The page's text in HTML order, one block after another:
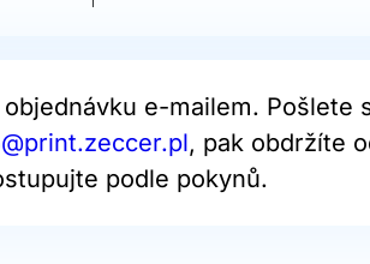
e-mailem. Pošlete
, pak obdržíte
podle pokynů.